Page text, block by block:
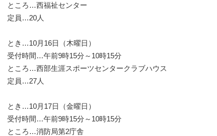
ところ…西福祉センター
定員…20人
とき…10月16日（木曜日）
受付時間…午前9時15分～10時15分
ところ…西部生涯スポーツセンタークラブハウス
定員…27人
とき…10月17日（金曜日）
受付時間…午前9時15分～10時15分
ところ…消防局第2庁舎